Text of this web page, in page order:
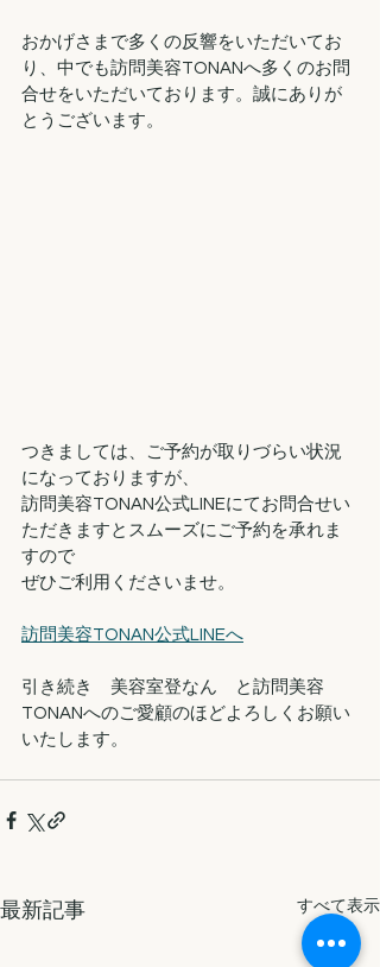
おかげさまで多くの反響をいただいてお
り、中でも訪問美容TONANへ多くのお問
合せをいただいております。誠にありが
とうございます。
つきましては、ご予約が取りづらい状況
になっておりますが、
訪問美容TONAN公式LINEにてお問合せい
ただきますとスムーズにご予約を承れま
すので
ぜひご利用くださいませ。
訪問美容TONAN公式LINEへ
引き続き　美容室登なん　と訪問美容
TONANへのご愛顧のほどよろしくお願い
いたします。
最新記事 すべて表示